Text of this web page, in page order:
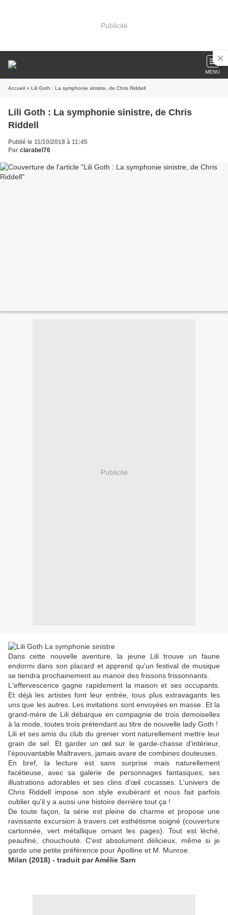
Publicité
MENU
Accueil » Lili Goth : La symphonie sinistre, de Chris Riddell
Lili Goth : La symphonie sinistre, de Chris
Riddell
Publié le 11/10/2018 à 11:45
Par clarabel76
Publicité
Dans cette nouvelle aventure, la jeune Lili trouve un faune
endormi dans son placard et apprend qu'un festival de musique
se tiendra prochainement au manoir des frissons frissonnants.
L'effervescence gagne rapidement la maison et ses occupants.
Et déjà les artistes font leur entrée, tous plus extravagants les
uns que les autres. Les invitations sont envoyées en masse. Et la
grand-mère de Lili débarque en compagnie de trois demoiselles
à la mode, toutes trois prétendant au titre de nouvelle lady Goth !
Lili et ses amis du club du grenier vont naturellement mettre leur
grain de sel. Et garder un œil sur le garde-chasse d'intérieur,
l'épouvantable Maltravers, jamais avare de combines douteuses.
En bref, la lecture est sans surprise mais naturellement
facétieuse, avec sa galerie de personnages fantasques, ses
illustrations adorables et ses clins d'œil cocasses. L'univers de
Chris Riddell impose son style exubérant et nous fait parfois
oublier qu'il y a aussi une histoire derrière tout ça !
De toute façon, la série est pleine de charme et propose une
ravissante excursion à travers cet esthétisme soigné (couverture
cartonnée, vert métallique ornant les pages). Tout est léché,
peaufiné, chouchouté. C'est absolument délicieux, même si je
garde une petite préférence pour Apolline et M. Munroe.
Milan (2018) - traduit par Amélie Sarn